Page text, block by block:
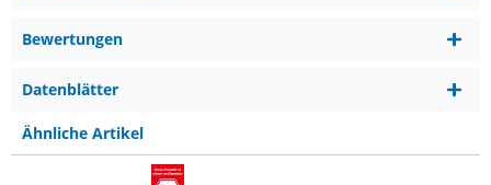
Bewertungen
Datenblätter
Ähnliche Artikel